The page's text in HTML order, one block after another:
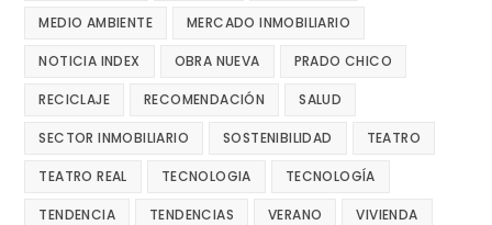
MEDIO AMBIENTE MERCADO INMOBILIARIO
NOTICIA INDEX OBRA NUEVA PRADO CHICO
RECICLAJE RECOMENDACIÓN SALUD
SECTOR INMOBILIARIO SOSTENIBILIDAD TEATRO
TEATRO REAL TECNOLOGIA TECNOLOGÍA
TENDENCIA TENDENCIAS VERANO VIVIENDA